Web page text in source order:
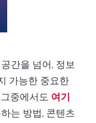
간을 넘어, 정보
가능한 중요한
중에서도 여기
는 방법, 콘텐츠